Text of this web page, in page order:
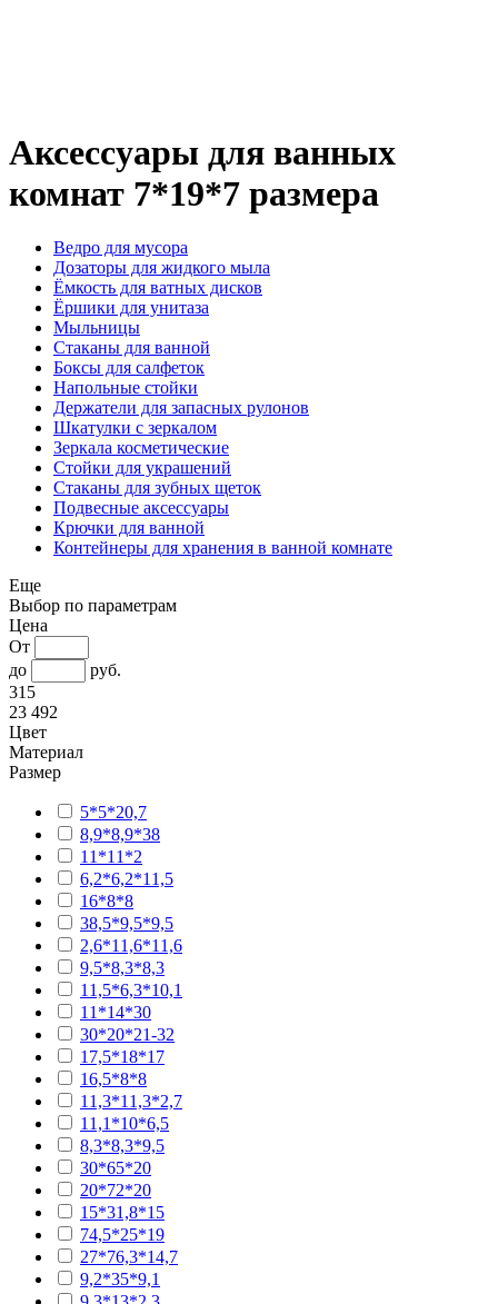
Аксессуары для ванных
комнат 7*19*7 размера
Ведро для мусора
Дозаторы для жидкого мыла
Ёмкость для ватных дисков
Ёршики для унитаза
Мыльницы
Стаканы для ванной
Боксы для салфеток
Напольные стойки
Держатели для запасных рулонов
Шкатулки с зеркалом
Зеркала косметические
Стойки для украшений
Стаканы для зубных щеток
Подвесные аксессуары
Крючки для ванной
Контейнеры для хранения в ванной комнате
Еще
Выбор по параметрам
Цена
От
до
руб.
315
23 492
Цвет
Материал
Размер
5*5*20,7
8,9*8,9*38
11*11*2
6,2*6,2*11,5
16*8*8
38,5*9,5*9,5
2,6*11,6*11,6
9,5*8,3*8,3
11,5*6,3*10,1
11*14*30
30*20*21-32
17,5*18*17
16,5*8*8
11,3*11,3*2,7
11,1*10*6,5
8,3*8,3*9,5
30*65*20
20*72*20
15*31,8*15
74,5*25*19
27*76,3*14,7
9,2*35*9,1